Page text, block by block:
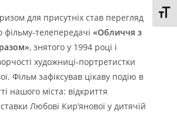
для присутніх став перегляд
фільму-телепередачі«Обличчя з
, знятого у 1994 році і
художниці-портретистки
Фільм зафіксував цікаву подію в
нашого міста: відкриття
Любові Кир’янової у дитячій